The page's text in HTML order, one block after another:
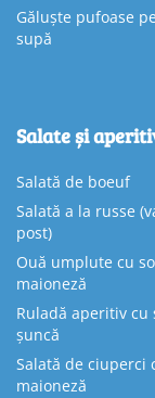
Găluște pufoase
supă
Salate și
Salată de boeuf
Salată a la russe
post)
Ouă umplute cu
maioneză
Ruladă aperitiv cu
șuncă
Salată de ciuperci
maioneză